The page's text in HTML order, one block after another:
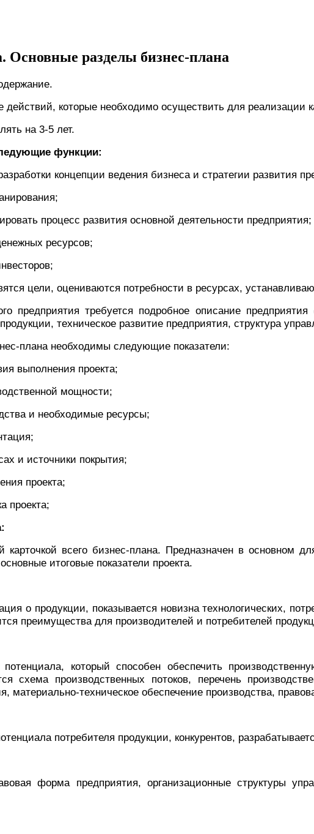
Основные разделы бизнес-плана
которые необходимо осуществить для реализации
на 3-5 лет.
функции:
концепции ведения бизнеса и стратегии развития
процесс развития основной деятельности предприятия;
ресурсов;
цели, оцениваются потребности в ресурсах,
предприятия требуется подробное описание
техническое развитие предприятия, структура
плана необходимы следующие показатели:
выполнения проекта;
мощности;
и необходимые ресурсы;
и источники покрытия;
проекта;
проекта;
карточкой всего бизнес-плана. Предназначен в основном
итоговые показатели проекта.
о продукции, показывается новизна технологических,
преимущества для производителей и потребителей
который способен обеспечить
схема производственных потоков, перечень
материально-техническое обеспечение производства,
потребителя продукции, конкурентов,
форма предприятия, организационные структуры